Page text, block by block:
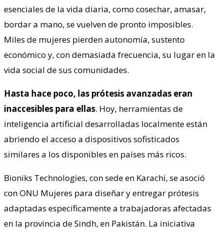
esenciales de la vida diaria, como cosechar, amasar,
bordar a mano, se vuelven de pronto imposibles.
Miles de mujeres pierden autonomía, sustento
económico y, con demasiada frecuencia, su lugar en la
vida social de sus comunidades.
Hasta hace poco, las prótesis avanzadas eran
inaccesibles para ellas. Hoy, herramientas de
inteligencia artificial desarrolladas localmente están
abriendo el acceso a dispositivos sofisticados
similares a los disponibles en países más ricos.
Bioniks Technologies, con sede en Karachi, se asoció
con ONU Mujeres para diseñar y entregar prótesis
adaptadas específicamente a trabajadoras afectadas
en la provincia de Sindh, en Pakistán. La iniciativa